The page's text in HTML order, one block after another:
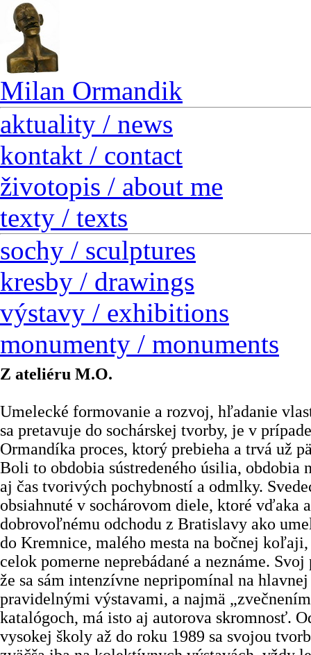
Milan Ormandik
aktuality / news
kontakt / contact
životopis / about me
texty / texts
sochy / sculptures
kresby / drawings
výstavy / exhibitions
monumenty / monuments
Z ateliéru M.O.
Umelecké formovanie a rozvoj, hľadanie
sa pretavuje do sochárskej tvorby, je v
Ormandíka proces, ktorý prebieha a trvá už
Boli to obdobia sústredeného úsilia, obdobia
aj čas tvorivých pochybností a odmlky.
obsiahnuté v sochárovom diele, ktoré vďaka
dobrovoľnému odchodu z Bratislavy ako
do Kremnice, malého mesta na bočnej koľaji,
celok pomerne neprebádané a neznáme.
že sa sám intenzívne nepripomínal na hlavnej
pravidelnými výstavami, a najmä
katalógoch, má isto aj autorova skromnosť.
vysokej školy až do roku 1989 sa svojou